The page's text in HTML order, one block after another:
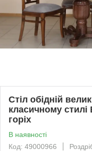
Стіл обідній
класичному стилі
горіх
В наявності
Код: 49000966